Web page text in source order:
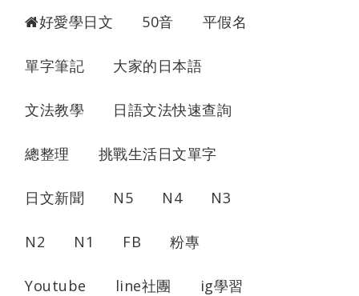
好愛學日文 50音 平假名
單字筆記 大家的日本語
文法教學 日語文法快速查詢
總整理 挑戰生活日文單字
日文新聞 N5 N4 N3
N2 N1 FB 粉專
Youtube line社團 ig學習